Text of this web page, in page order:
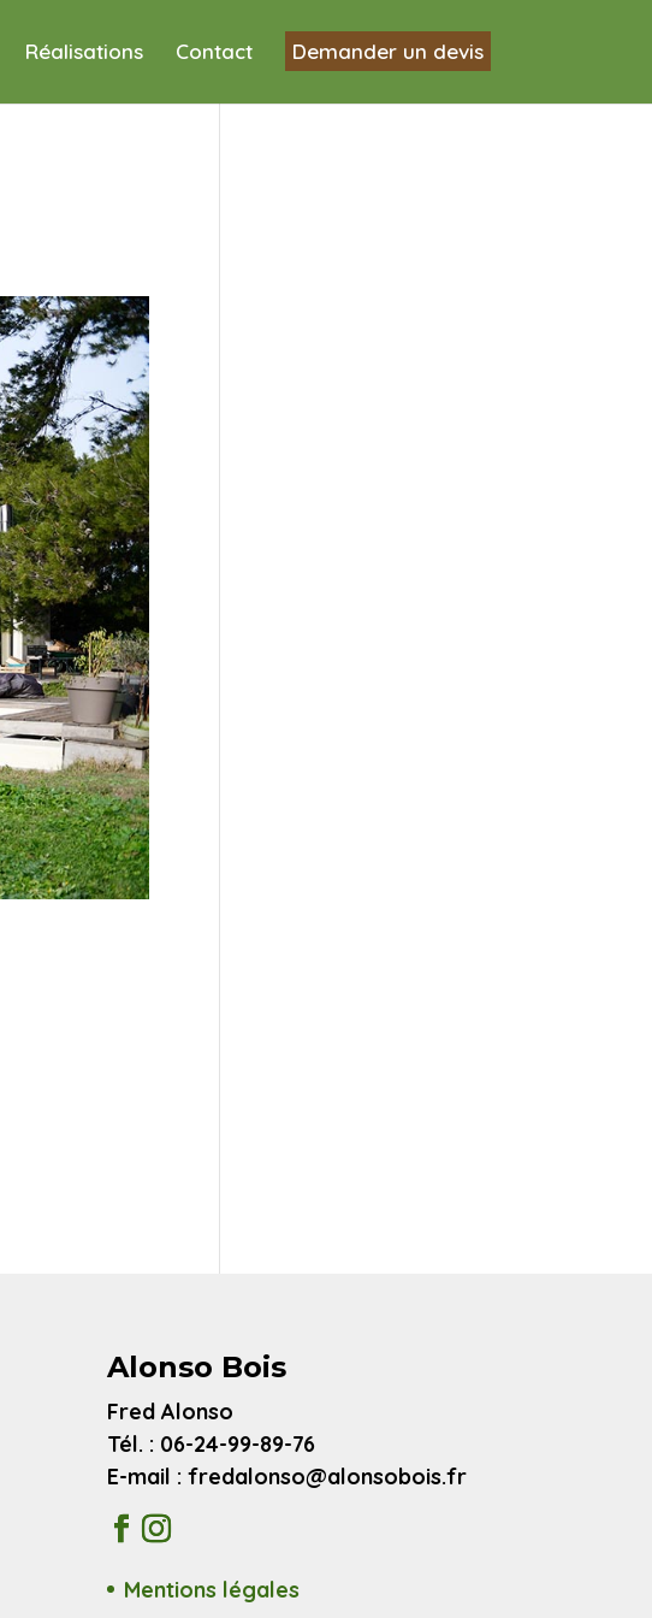
Réalisations Contact Demander un devis
Alonso Bois
Fred Alonso
Tél. : 06-24-99-89-76
E-mail : fredalonso@alonsobois.fr
Mentions légales